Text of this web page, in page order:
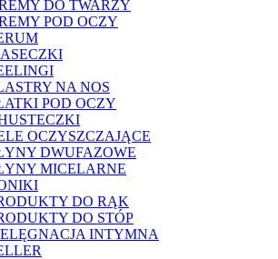
DO TWARZY
POD OCZY
NA NOS
POD OCZY
OCZYSZCZAJĄCE
DWUFAZOWE
MICELARNE
DO RĄK
DO STÓP
INTYMNA